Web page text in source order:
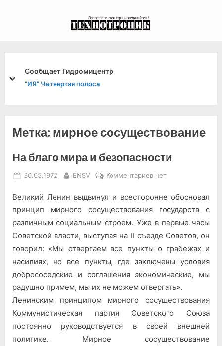
Сообщает Гидромицентр
"ИЯ" Четвертая полоса
prev
next
Метка: мирное сосуществование
На благо мира и безопасности
Posted
30.05.1972 By
ENSV Комментариевк
На
благо
безопасности
нет
Великий Ленин выдвинул и всесторонне обосновал
принцип мирного сосуществования государств с
различным социальным строем. Уже в первые часы
Советской власти, выступая на II съезде Советов, он
говорил: «Мы отвергаем все пункты о грабежах и
насилиях, но все пункты, где заключены условия
добрососедские и соглашения экономические, мы
радушно примем, мы их не можем отвергать».
Ленинским принципом мирного сосуществования
Коммунистическая партия Советского Союза
постоянно руководствуется в своей внешней
политике. Мирное сосуществование